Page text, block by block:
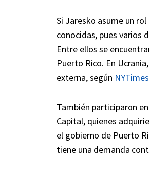
Si Jaresko asume un
conocidas, pues varios
Entre ellos se
Puerto Rico. En
externa, según NYTimes
También participaron
Capital, quienes
el gobierno de Puerto
tiene una demanda